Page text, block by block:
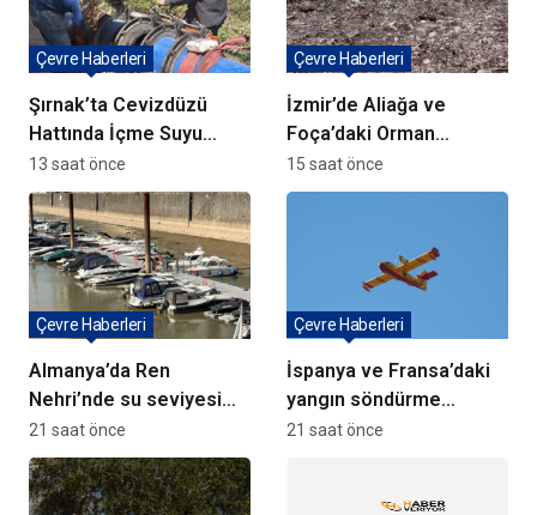
Şırnak’ta Cevizdüzü
Hattında İçme Suyu
Çalışmaları Devam
Ediyor
Çevre Haberleri
13 saat önce
İzmir’de Aliağa ve
Foça’daki Orman
Yangınlarında
Ağaçlandırma Devam
Çevre Haberleri
15 saat önce
Almanya’da Ren
Nehri’nde su seviyesi
tarihi düşüşte
Çevre Haberleri
21 saat önce
İspanya ve Fransa’daki
yangın söndürme
uçakları Türkiye’ye
Çevre Haberleri
21 saat önce